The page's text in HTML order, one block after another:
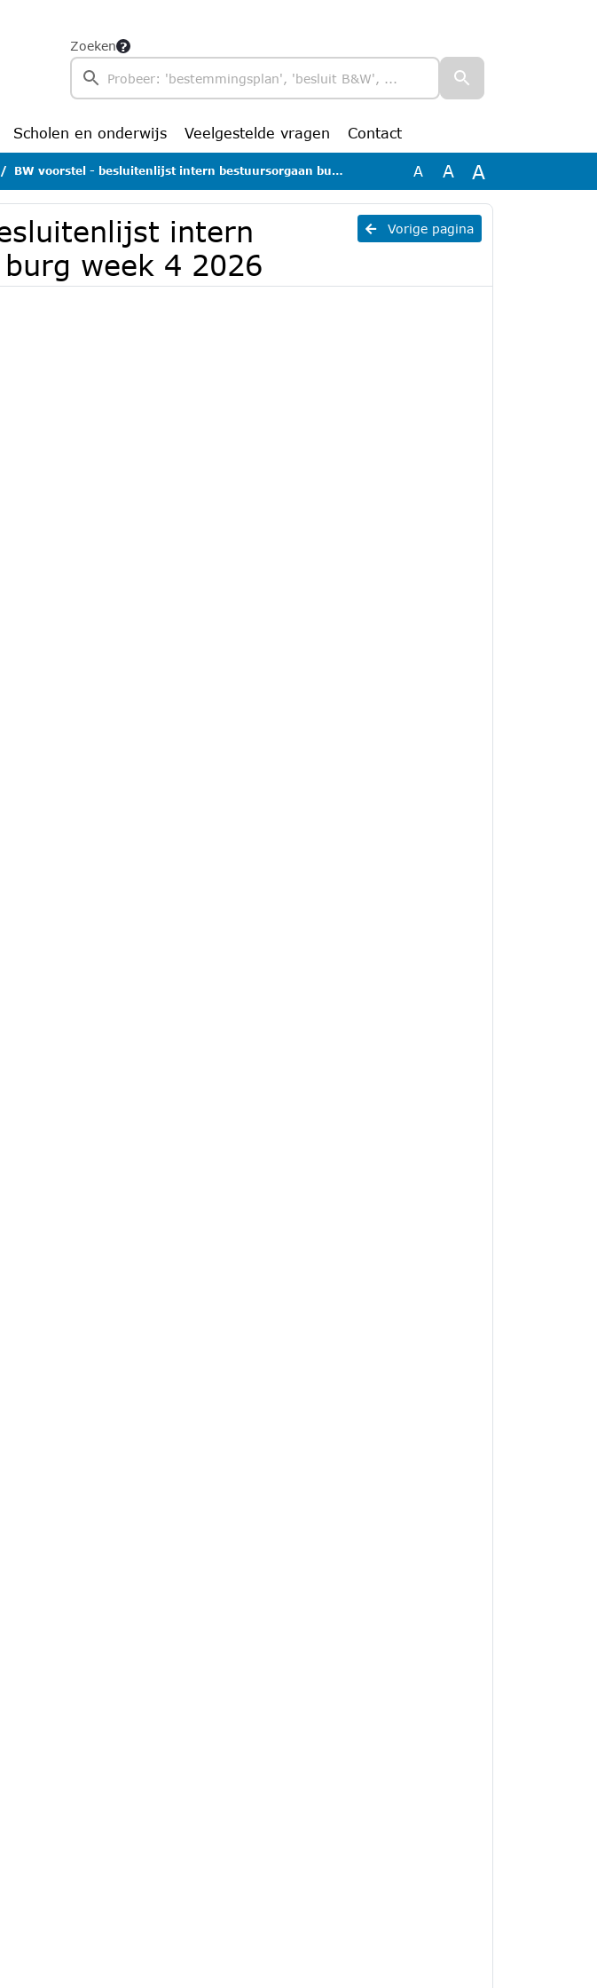
Zoeken
Scholen en onderwijs Veelgestelde vragen Contact
BW voorstel - besluitenlijst intern bestuursorgaan burg week 4 2026 A A A
Vorige pagina
intern
week 4 2026